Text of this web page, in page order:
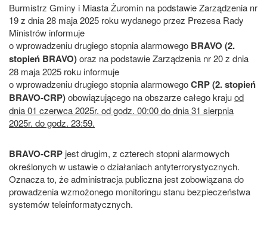
Burmistrz Gminy i Miasta Żuromin na podstawie Zarządzenia nr
19 z dnia 28 maja 2025 roku wydanego przez Prezesa Rady
Ministrów informuje
o wprowadzeniu drugiego stopnia alarmowego BRAVO (2.
stopień BRAVO)oraz na podstawie Zarządzenia nr 20 z dnia
28 maja 2025 roku informuje
o wprowadzeniu drugiego stopnia alarmowegoCRP (2. stopień
BRAVO-CRP)obowiązującego na obszarze całego krajuod
dnia 01 czerwca 2025r. od godz. 00:00 do dnia 31 sierpnia
2025r. do godz. 23:59.
BRAVO-CRP jest drugim, z czterech stopni alarmowych
określonych w ustawie o działaniach antyterrorystycznych.
Oznacza to, że administracja publiczna jest zobowiązana do
prowadzenia wzmożonego monitoringu stanu bezpieczeństwa
systemów teleinformatycznych.